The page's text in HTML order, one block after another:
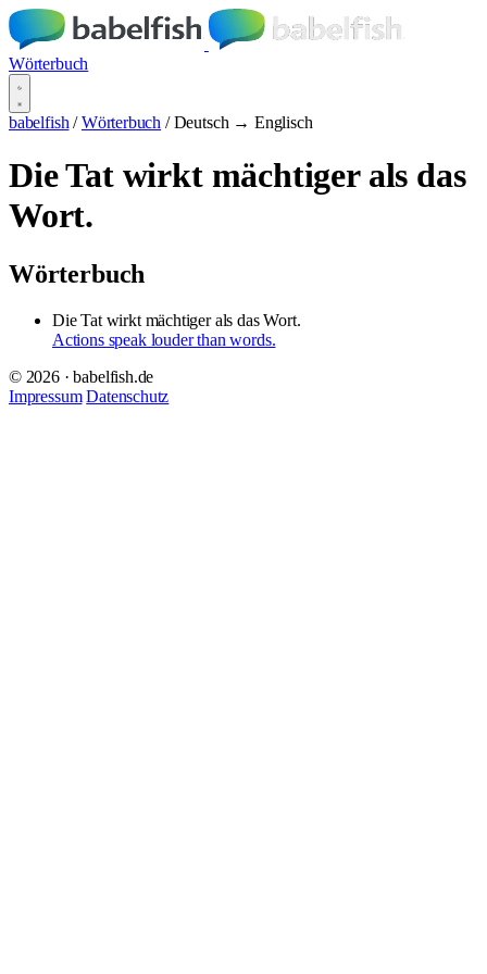
Wörterbuch
babelfish / Wörterbuch / Deutsch → Englisch
Die Tat wirkt mächtiger als das
Wort.
Wörterbuch
Die Tat wirkt mächtiger als das Wort.
Actions speak louder than words.
© 2026 · babelfish.de
Impressum Datenschutz